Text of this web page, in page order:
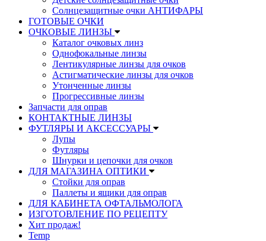
Солнцезащитные очки АНТИФАРЫ
ГОТОВЫЕ ОЧКИ
ОЧКОВЫЕ ЛИНЗЫ
Каталог очковых линз
Однофокальные линзы
Лентикулярные линзы для очков
Астигматические линзы для очков
Утонченные линзы
Прогрессивные линзы
Запчасти для оправ
КОНТАКТНЫЕ ЛИНЗЫ
ФУТЛЯРЫ И АКСЕССУАРЫ
Лупы
Футляры
Шнурки и цепочки для очков
ДЛЯ МАГАЗИНА ОПТИКИ
Стойки для оправ
Паллеты и ящики для оправ
ДЛЯ КАБИНЕТА ОФТАЛЬМОЛОГА
ИЗГОТОВЛЕНИЕ ПО РЕЦЕПТУ
Хит продаж!
Temp